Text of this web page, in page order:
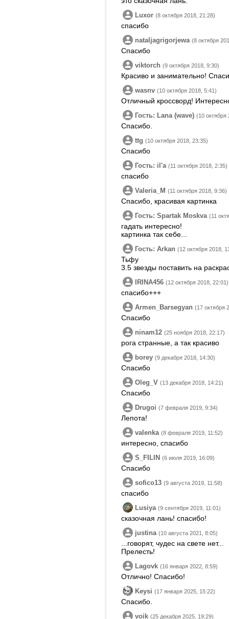
Luxor (8 октября 2018, 21:28)
спасибо
nataljagrigorjewa (8 октября
Спасибо
viktorch (9 октября 2018, 9:30)
Красиво и занимательно!
wasnv (10 октября 2018, 5:41)
Отличный кроссворд!
Гость: Lana (wave) (10 октября
Спасибо.
ttg (10 октября 2018, 23:35)
Спасибо
Гость: ilʹa (11 октября 2018, 2:35)
спасибо
Valeria_M (11 октября 2018, 9:36)
Спасибо, красивая картинка
Гость: Spartak Moskva (11
гадать интересно!
картинка так себе...
Гость: Arkan (12 октября 2018,
Тьфу
3.5 звезды поставить на
IRINA456 (12 октября 2018, 22:01)
спасибо+++
Armen_Barsegyan (17 октября
Спасибо
ninam12 (25 ноября 2018, 22:17)
рога странные, а так красиво
borey (9 декабря 2018, 14:30)
Спасибо
Oleg_V (13 декабря 2018, 14:21)
Спасибо
Drugoi (7 февраля 2019, 9:34)
Лепота!
valenka (8 февраля 2019, 11:52)
интересно, спасибо
S_FILIN (6 июля 2019, 16:09)
Спасибо
sofico13 (9 августа 2019, 11:58)
спасибо
Lusiya (9 сентября 2019, 11:01)
сказочная лань! спасибо!
justina (10 августа 2021, 8:05)
...говорят, чудес на свете нет...
Прелесть!
Lagovk (16 января 2022, 8:59)
Отлично! Спасибо!
Keysi (17 января 2025, 15:22)
Спасибо.
voik (25 декабря 2025, 19:29)